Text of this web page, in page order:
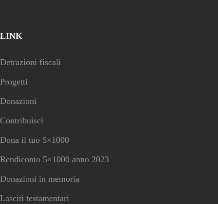
LINK
Detrazioni fiscali
Progetti
Donazioni
Contribuisci
Dona il tuo 5×1000
Rendiconto 5×1000 anno 2023
Donazioni in memoria
Lasciti testamentari